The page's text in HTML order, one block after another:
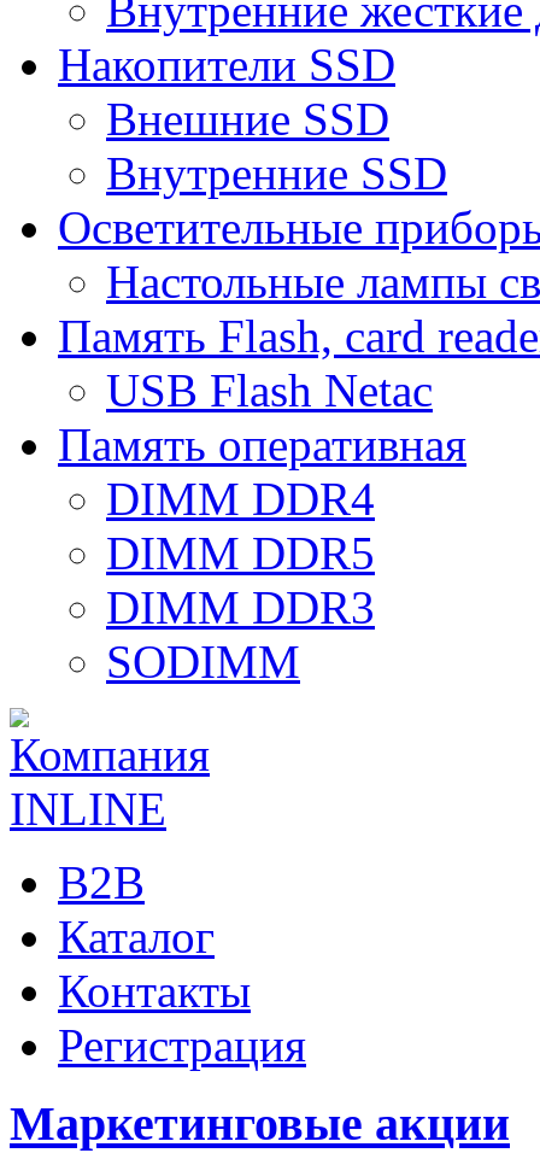
Внутренние
Накопители SSD
Внешние SSD
Внутренние SSD
Осветительные
Настольные лампы
Память Flash, card
USB Flash Netac
Память оперативная
DIMM DDR4
DIMM DDR5
DIMM DDR3
SODIMM
B2B
Каталог
Контакты
Регистрация
Маркетинговые акции